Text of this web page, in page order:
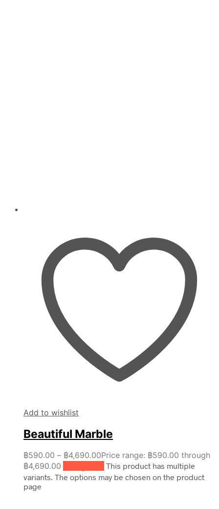
Add to wishlist
Beautiful Marble
฿590.00 – ฿4,690.00Price range: ฿590.00 through
฿4,690.00
This product has multiple
variants. The options may be chosen on the product
page